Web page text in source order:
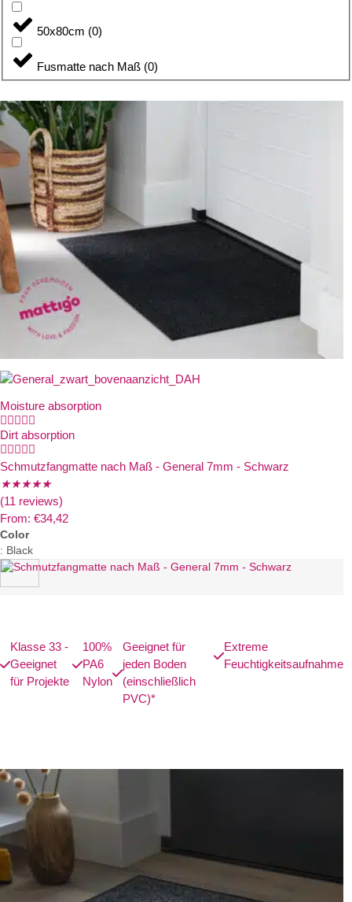
50x80cm (0)
Fusmatte nach Maß (0)
Moisture absorption

Dirt absorption

Schmutzfangmatte nach Maß - General 7mm - Schwarz
★★★★★
(11 reviews)
From: €34,42
Color
: Black
Klasse 33 -
Geeignet
für Projekte
100%
PA6
Nylon
Geeignet für
jeden Boden
(einschließlich
PVC)*
Extreme
Feuchtigkeitsaufnahme